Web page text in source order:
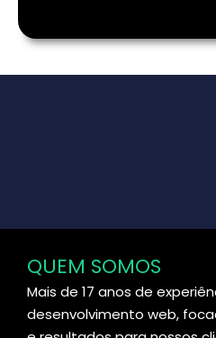
QUEM SOMOS
Mais de 17 anos de
desenvolvimento web,